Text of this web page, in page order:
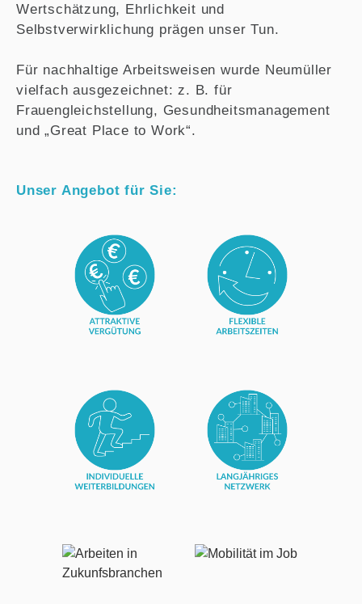
Wertschätzung, Ehrlichkeit und
Selbstverwirklichung prägen unser Tun.
Für nachhaltige Arbeitsweisen wurde Neumüller
vielfach ausgezeichnet: z. B. für
Frauengleichstellung, Gesundheitsmanagement
und „Great Place to Work“.
Unser Angebot für Sie: